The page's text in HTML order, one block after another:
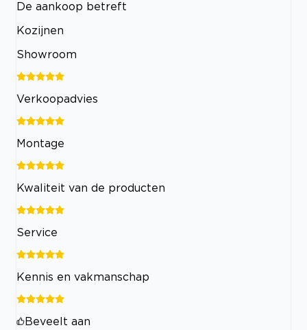
De aankoop betreft
Kozijnen
Showroom
Verkoopadvies
Montage
Kwaliteit van de producten
Service
Kennis en vakmanschap
Beveelt aan